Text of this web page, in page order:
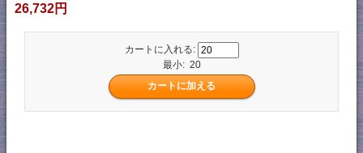
26,732円
カートに入れる:
最小: 20